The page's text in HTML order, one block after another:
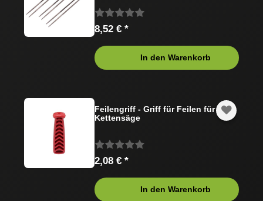
8,52 € *
In den Warenkorb
Feilengriff - Griff für Feilen für
Kettensäge
2,08 € *
In den Warenkorb